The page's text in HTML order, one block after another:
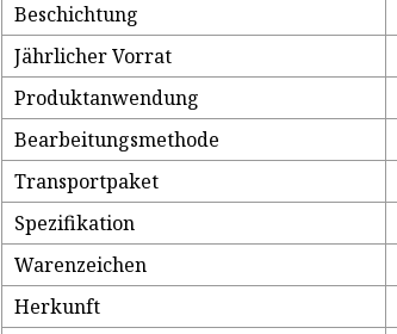
Beschichtung
Jährlicher Vorrat
Produktanwendung
Bearbeitungsmethode
Transportpaket
Spezifikation
Warenzeichen
Herkunft